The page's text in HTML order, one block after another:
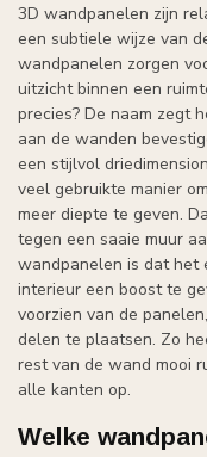
3D wandpanelen zijn
een subtiele wijze van
wandpanelen zorgen
uitzicht binnen een
precies? De naam zegt
aan de wanden
een stijlvol
veel gebruikte manier
meer diepte te geven.
tegen een saaie muur
wandpanelen is dat het
interieur een boost te
voorzien van de
delen te plaatsen. Zo
rest van de wand mooi
alle kanten op.
Welke